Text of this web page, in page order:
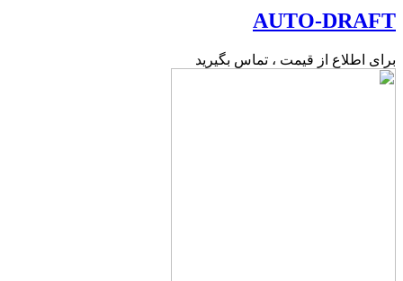
AUTO-DRAFT
برای اطلاع از قیمت ، تماس بگیرید